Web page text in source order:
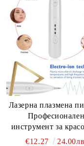
Лазерна плазмена
Професионален
инструмент за
грижа за кожата
€12.27